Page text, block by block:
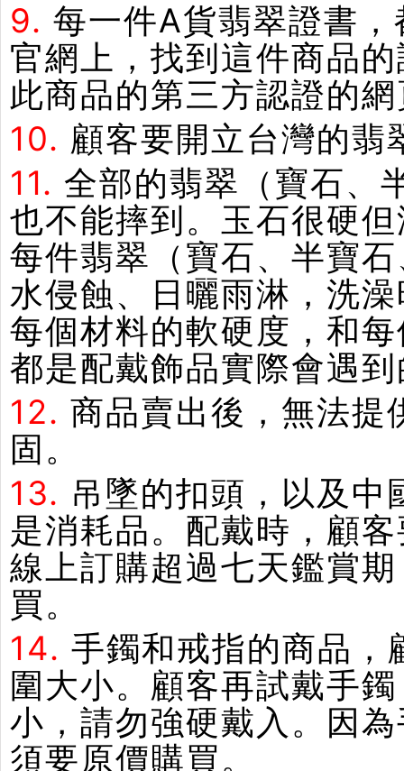
9. 每一件A貨翡翠證書
官網上，找到這件商品
此商品的第三方認證的
10. 顧客要開立台灣的翡
11. 全部的翡翠（寶石、
也不能摔到。玉石很硬
每件翡翠（寶石、半寶
水侵蝕、日曬雨淋，洗
每個材料的軟硬度，和
都是配戴飾品實際會遇
12. 商品賣出後，無法提
固。
13. 吊墜的扣頭，以及
是消耗品。配戴時，顧
線上訂購超過七天鑑賞
買。
14. 手鐲和戒指的商品，
圍大小。顧客再試戴手
小，請勿強硬戴入。因
須要原價購買。